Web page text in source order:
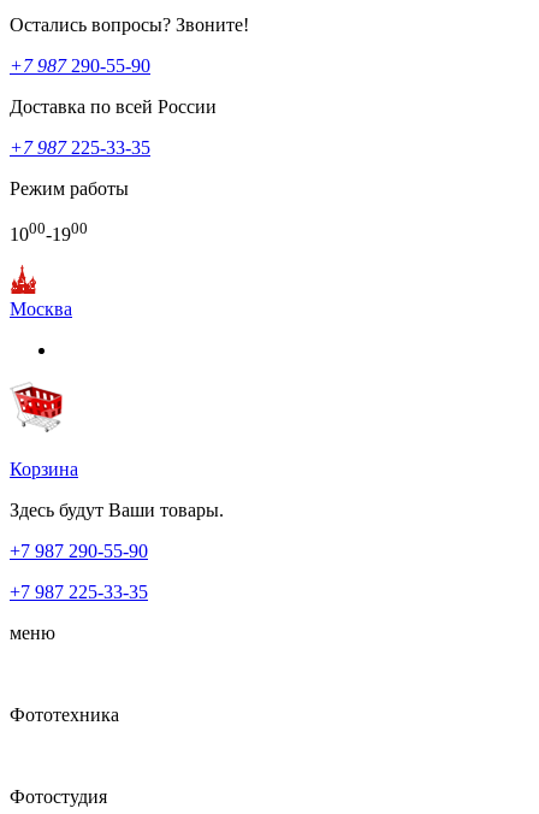
Остались вопросы? Звоните!
+7 987290-55-90
Доставка по всей России
+7 987225-33-35
Режим работы
1000-1900
Москва
Корзина
Здесь будут Ваши товары.
+7 987 290-55-90
+7 987 225-33-35
меню
Фототехника
Фотостудия